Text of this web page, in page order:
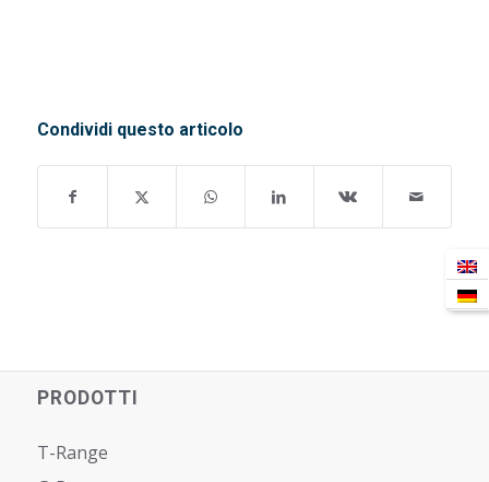
Condividi questo articolo
PRODOTTI
T-Range